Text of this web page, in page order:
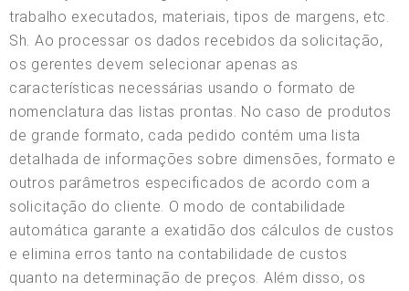
trabalho executados, materiais, tipos de margens, etc.
Sh. Ao processar os dados recebidos da solicitação,
os gerentes devem selecionar apenas as
características necessárias usando o formato de
nomenclatura das listas prontas. No caso de produtos
de grande formato, cada pedido contém uma lista
detalhada de informações sobre dimensões, formato e
outros parâmetros especificados de acordo com a
solicitação do cliente. O modo de contabilidade
automática garante a exatidão dos cálculos de custos
e elimina erros tanto na contabilidade de custos
quanto na determinação de preços. Além disso, os